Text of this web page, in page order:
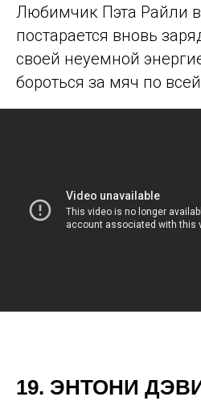
Любимчик Пэта Райли
постарается вновь
своей неуемной
бороться за мяч по
19. ЭНТОНИ